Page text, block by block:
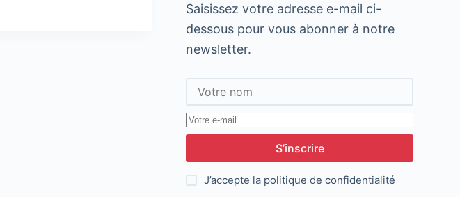
Saisissez votre adresse e-mail ci-
dessous pour vous abonner à notre
newsletter.
S’inscrire
J’accepte la politique de confidentialité